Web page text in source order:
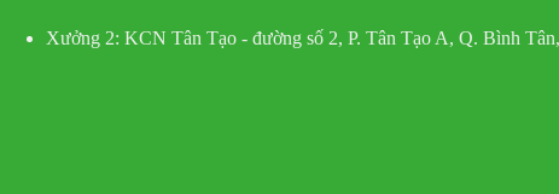
Xưởng 2: KCN Tân Tạo - đường số 2, P. Tân Tạo A, Q. Bình